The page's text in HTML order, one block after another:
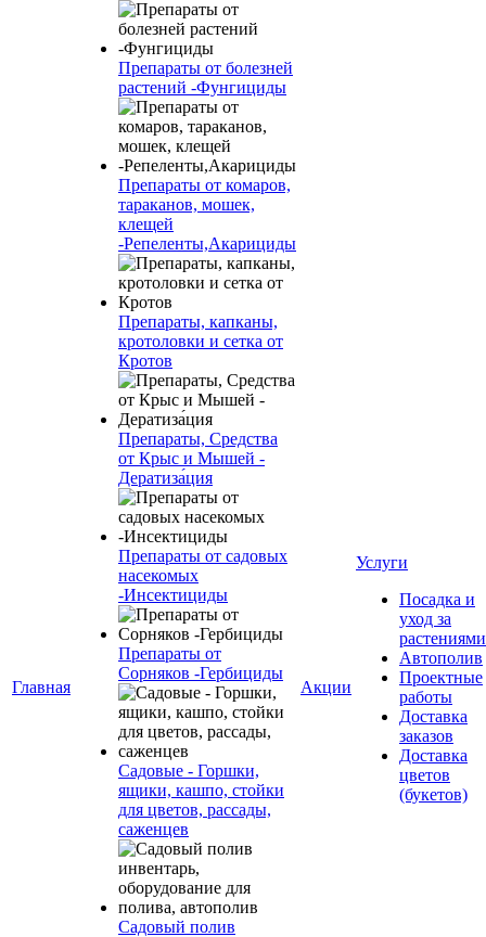
Главная
Препараты от болезней
растений -Фунгициды
Препараты от комаров,
тараканов, мошек,
клещей
-Репеленты,Акарициды
Препараты, капканы,
кротоловки и сетка от
Кротов
Препараты, Средства
от Крыс и Мышей -
Дератиза́ция
Препараты от садовых
насекомых
-Инсектициды
Препараты от
Сорняков -Гербициды
Садовые - Горшки,
ящики, кашпо, стойки
для цветов, рассады,
саженцев
Садовый полив
Акции
Услуги
Посадка и
уход за
растениями
Автополив
Проектные
работы
Доставка
заказов
Доставка
цветов
(букетов)